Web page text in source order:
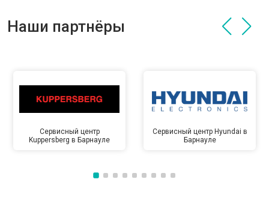
Наши партнёры
Сервисный центр
Kuppersberg в Барнауле
Сервисный центр Hyundai в
Барнауле